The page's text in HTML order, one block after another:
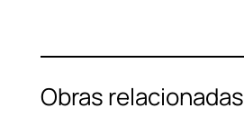
Obras relacionadas